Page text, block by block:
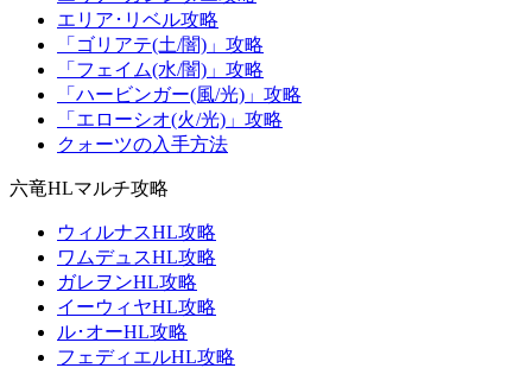
エリア･リベル攻略
「ゴリアテ(土/闇)」攻略
「フェイム(水/闇)」攻略
「ハービンガー(風/光)」攻略
「エローシオ(火/光)」攻略
クォーツの入手方法
六竜HLマルチ攻略
ウィルナスHL攻略
ワムデュスHL攻略
ガレヲンHL攻略
イーウィヤHL攻略
ル･オーHL攻略
フェディエルHL攻略